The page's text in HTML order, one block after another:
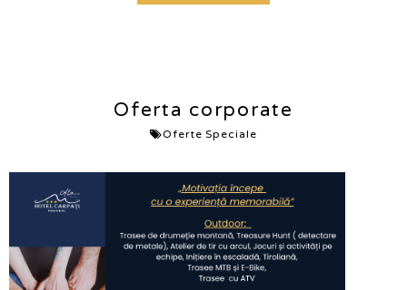
Oferta corporate
Oferte Speciale